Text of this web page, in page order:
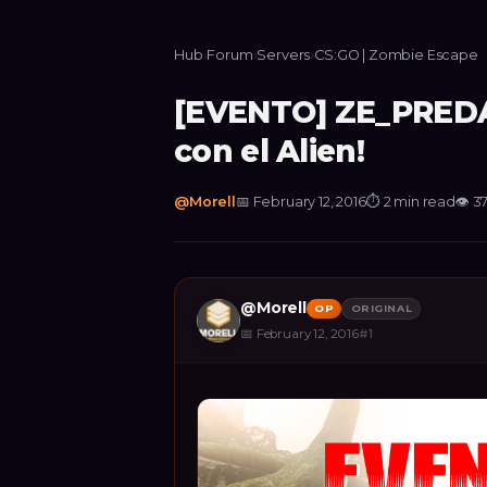
Hub›Forum›Servers›CS:GO | Zombie Escape
[EVENTO]
con el Alien!
@Morell 📅 February 12, 2016⏱ 2 min read👁
@Morell OP ORIGINAL
📅 February 12, 2016#1